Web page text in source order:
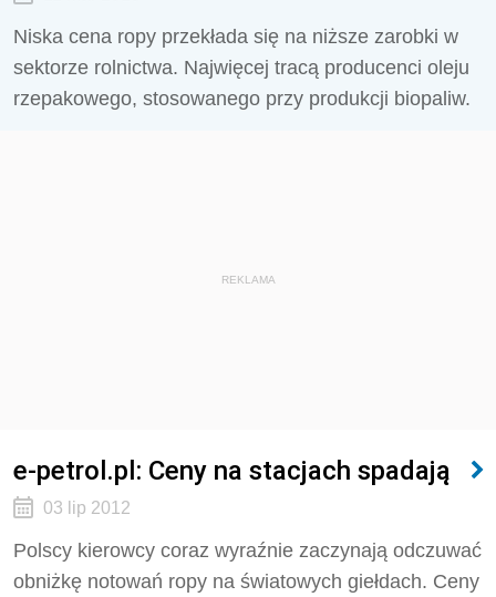
Niska cena ropy przekłada się na niższe zarobki w
sektorze rolnictwa. Najwięcej tracą producenci oleju
rzepakowego, stosowanego przy produkcji biopaliw.
REKLAMA
e-petrol.pl: Ceny na stacjach spadają
03 lip 2012
Polscy kierowcy coraz wyraźnie zaczynają odczuwać
obniżkę notowań ropy na światowych giełdach. Ceny